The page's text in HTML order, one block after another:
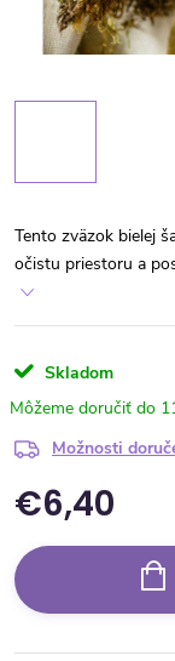
Tento zväzok bielej
očistu priestoru a
Skladom
Možnosti
€6,40